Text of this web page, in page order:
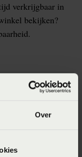
Over
verkrijgbaar in
bekijken?